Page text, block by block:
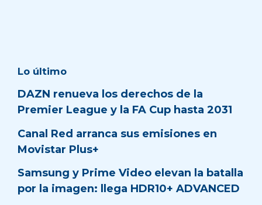
Lo último
DAZN renueva los derechos de la
Premier League y la FA Cup hasta 2031
Canal Red arranca sus emisiones en
Movistar Plus+
Samsung y Prime Video elevan la batalla
por la imagen: llega HDR10+ ADVANCED